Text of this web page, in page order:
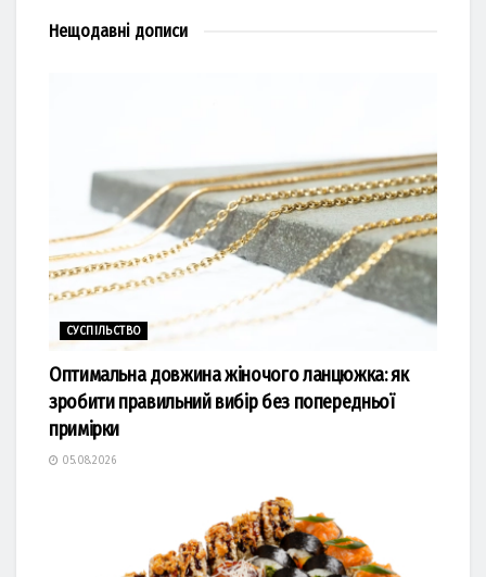
Нещодавні дописи
СУСПІЛЬСТВО
Оптимальна довжина жіночого ланцюжка: як
зробити правильний вибір без попередньої
примірки
05.08.2026